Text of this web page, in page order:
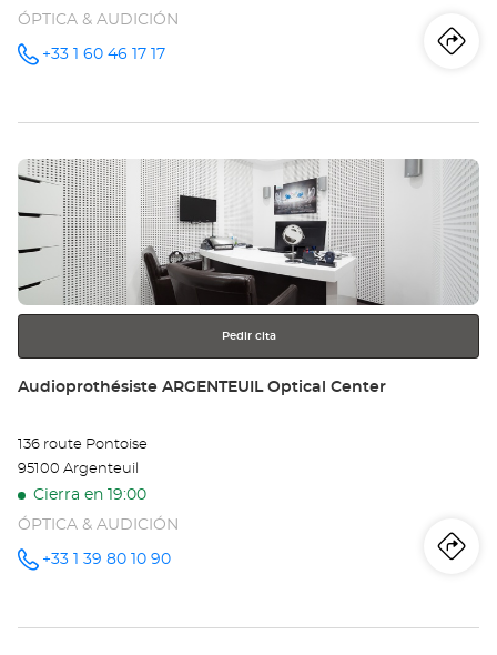
ÓPTICA & AUDICIÓN
número
+33 1 60 46 17 17
a
Pulse
ENTER
para
obtener
información
Pedir cita
Tienda:
Audioprothésiste ARGENTEUIL Optical Center
136 route Pontoise
95100 Argenteuil
Cierra en 19:00
ÓPTICA & AUDICIÓN
número
+33 1 39 80 10 90
a